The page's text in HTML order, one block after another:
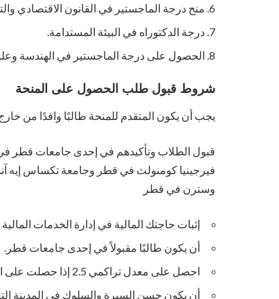
منح درجة الماجستير في القانون الاقتصادي
درجة الدكتوراه في البيئة المستدامة.
الحصول على درجة الماجستير في الهندسة
شروط قبول طلب الحصول على المنحة
يجب أن يكون المتقدم للمنحة طالبًا وافدًا من
قبول الطلاب وتأكيدهم في إحدى جامعات قطر في
فيرجينيا كومنولث في قطر وجامعة تكساس إيه
وسترن في قطر
إثبات حاجتك المالية في إدارة الخدمات
أن يكون طالبًا مقبولاً في إحدى جامعات قطر.
احصل على معدل تراكمي 2.5 إذا حصلت على القرض.
أن يكون حسن السيرة والسلوك في المدينة